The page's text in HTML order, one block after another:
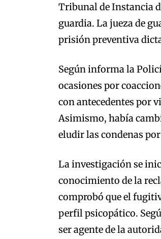
Tribunal de Instancia
guardia. La jueza de
prisión preventiva
Según informa la
ocasiones por
con antecedentes por
Asimismo, había
eludir las condenas
La investigación se
conocimiento de la
comprobó que el
perfil psicopático.
ser agente de la